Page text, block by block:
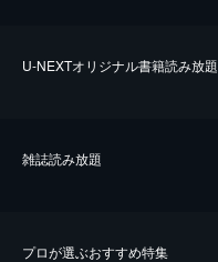
U-NEXTオリジナル書籍読み放題
雑誌読み放題
プロが選ぶおすすめ特集